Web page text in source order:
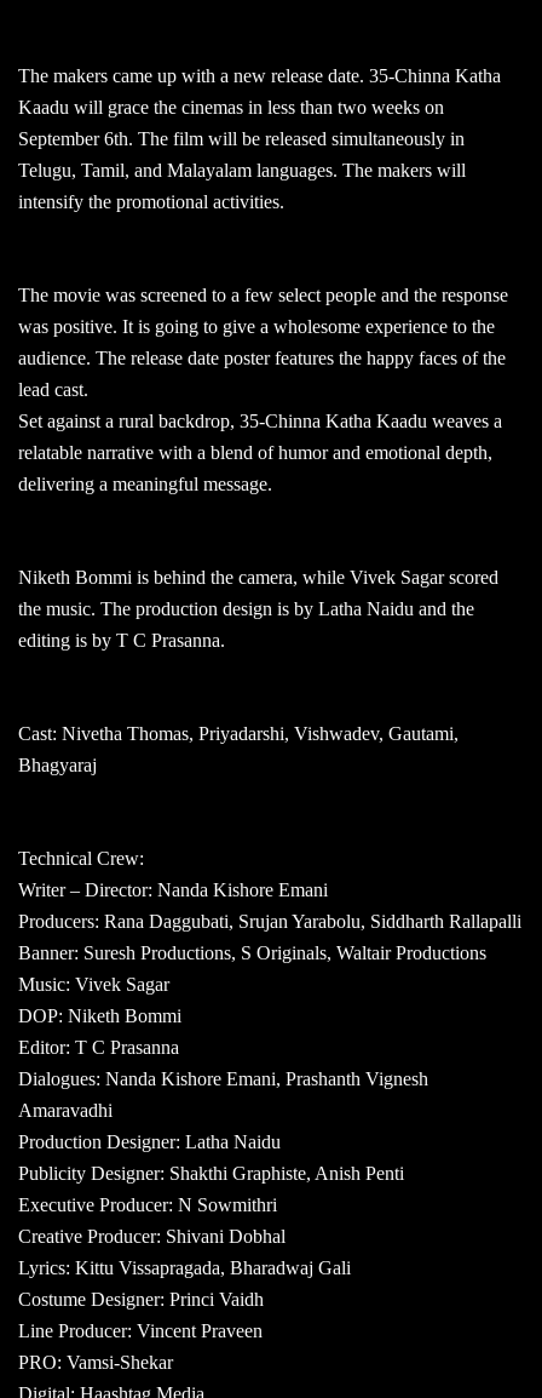
The makers came up with a new release date. 35-Chinna Katha
Kaadu will grace the cinemas in less than two weeks on
September 6th. The film will be released simultaneously in
Telugu, Tamil, and Malayalam languages. The makers will
intensify the promotional activities.
The movie was screened to a few select people and the response
was positive. It is going to give a wholesome experience to the
audience. The release date poster features the happy faces of the
lead cast.
Set against a rural backdrop, 35-Chinna Katha Kaadu weaves a
relatable narrative with a blend of humor and emotional depth,
delivering a meaningful message.
Niketh Bommi is behind the camera, while Vivek Sagar scored
the music. The production design is by Latha Naidu and the
editing is by T C Prasanna.
Cast: Nivetha Thomas, Priyadarshi, Vishwadev, Gautami,
Bhagyaraj
Technical Crew:
Writer – Director: Nanda Kishore Emani
Producers: Rana Daggubati, Srujan Yarabolu, Siddharth Rallapalli
Banner: Suresh Productions, S Originals, Waltair Productions
Music: Vivek Sagar
DOP: Niketh Bommi
Editor: T C Prasanna
Dialogues: Nanda Kishore Emani, Prashanth Vignesh
Amaravadhi
Production Designer: Latha Naidu
Publicity Designer: Shakthi Graphiste, Anish Penti
Executive Producer: N Sowmithri
Creative Producer: Shivani Dobhal
Lyrics: Kittu Vissapragada, Bharadwaj Gali
Costume Designer: Princi Vaidh
Line Producer: Vincent Praveen
PRO: Vamsi-Shekar
Digital: Haashtag Media